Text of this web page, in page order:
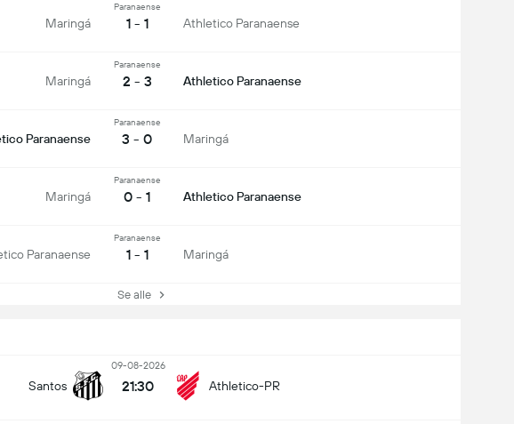
Santos
09-08-2026
21:30 Athletico-PR
Maringá
Paranaense
1 - 1 Athletico Paranaense
Maringá
Paranaense
2 - 3 Athletico Paranaense
Paranaense
Paranaense
3 - 0 Maringá
Maringá
Paranaense
0 - 1 Athletico Paranaense
Paranaense
Paranaense
1 - 1 Maringá
Se alle